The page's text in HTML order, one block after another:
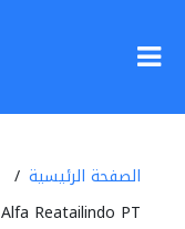
الصفحة الرئيسية
Alfa Reatailindo PT